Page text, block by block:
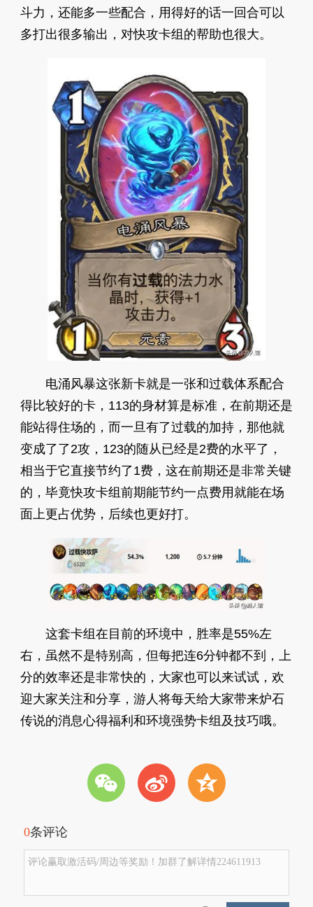
斗力，还能多一些配合，用得好的话一回合可以
多打出很多输出，对快攻卡组的帮助也很大。
电涌风暴这张新卡就是一张和过载体系配合
得比较好的卡，113的身材算是标准，在前期还是
能站得住场的，而一旦有了过载的加持，那他就
变成了了2攻，123的随从已经是2费的水平了，
相当于它直接节约了1费，这在前期还是非常关键
的，毕竟快攻卡组前期能节约一点费用就能在场
面上更占优势，后续也更好打。
这套卡组在目前的环境中，胜率是55%左
右，虽然不是特别高，但每把连6分钟都不到，上
分的效率还是非常快的，大家也可以来试试，欢
迎大家关注和分享，游人将每天给大家带来炉石
传说的消息心得福利和环境强势卡组及技巧哦。
w t z
0条评论
评论赢取激活码/周边等奖励！加群了解详情224611913